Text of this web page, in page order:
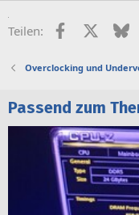
Teilen: Facebook
X
Overclocking und
Passend zum